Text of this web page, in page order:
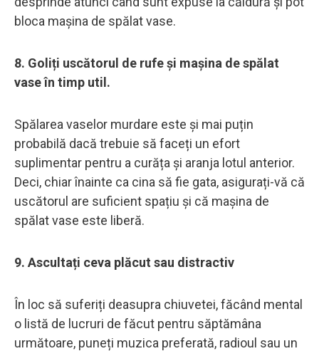
bloca mașina de spălat vase.
8. Goliți uscătorul de rufe și mașina de spălat
vase în timp util.
Spălarea vaselor murdare este și mai puțin
probabilă dacă trebuie să faceți un efort
suplimentar pentru a curăța și aranja lotul anterior.
Deci, chiar înainte ca cina să fie gata, asigurați-vă că
uscătorul are suficient spațiu și că mașina de
spălat vase este liberă.
9. Ascultați ceva plăcut sau distractiv
În loc să suferiți deasupra chiuvetei, făcând mental
o listă de lucruri de făcut pentru săptămâna
următoare, puneți muzica preferată, radioul sau un